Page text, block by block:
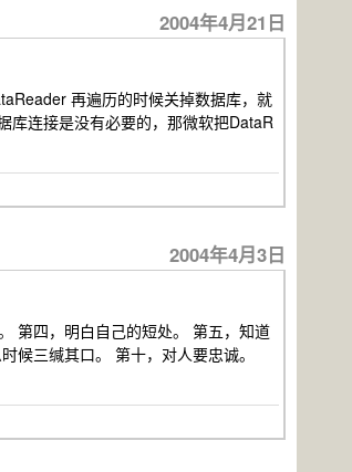
2004年4月21日
再遍历的时候关掉数据库，就
库连接是没有必要的，那微软把DataR
2004年4月3日
第四，明白自己的短处。 第五，知道
候三缄其口。 第十，对人要忠诚。